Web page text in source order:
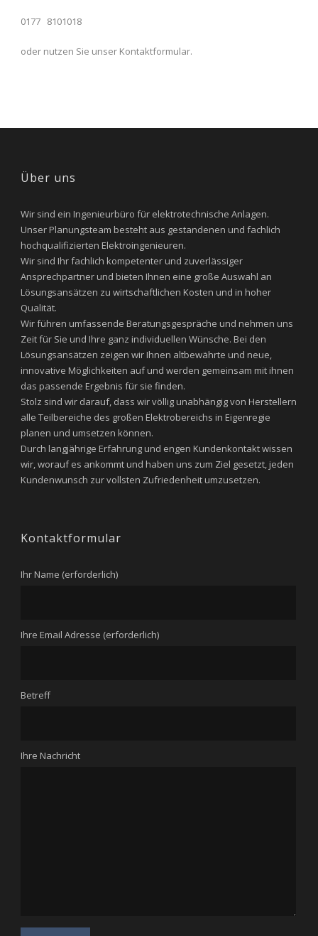
0177 8101018
oder nutzen Sie unser Kontaktformular.
Über uns
Wir sind ein Ingenieurbüro für elektrotechnische Anlagen.
Unser Planungsteam besteht aus gestandenen und fachlich
hochqualifizierten Elektroingenieuren.
Wir sind Ihr fachlich kompetenter und zuverlässiger
Ansprechpartner und bieten Ihnen eine große Auswahl an
Lösungsansätzen zu wirtschaftlichen Kosten und in hoher
Qualität.
Wir führen umfassende Beratungsgespräche und nehmen uns
Zeit für Sie und Ihre ganz individuellen Wünsche. Bei den
Lösungsansätzen zeigen wir Ihnen altbewährte und neue,
innovative Möglichkeiten auf und werden gemeinsam mit ihnen
das passende Ergebnis für sie finden.
Stolz sind wir darauf, dass wir völlig unabhängig von Herstellern
alle Teilbereiche des großen Elektrobereichs in Eigenregie
planen und umsetzen können.
Durch langjährige Erfahrung und engen Kundenkontakt wissen
wir, worauf es ankommt und haben uns zum Ziel gesetzt, jeden
Kundenwunsch zur vollsten Zufriedenheit umzusetzen.
Kontaktformular
Ihr Name (erforderlich)
Ihre Email Adresse (erforderlich)
Betreff
Ihre Nachricht